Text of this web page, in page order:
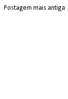
Postagem mais antiga